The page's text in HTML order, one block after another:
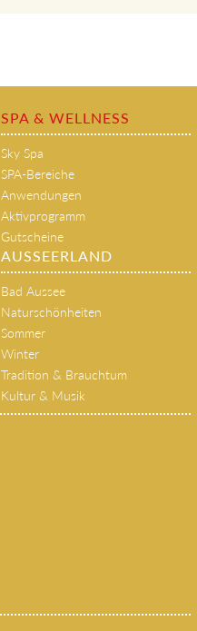
SPA & WELLNESS
Sky Spa
SPA-Bereiche
Anwendungen
Aktivprogramm
Gutscheine
AUSSEERLAND
Bad Aussee
Naturschönheiten
Sommer
Winter
Tradition & Brauchtum
Kultur & Musik